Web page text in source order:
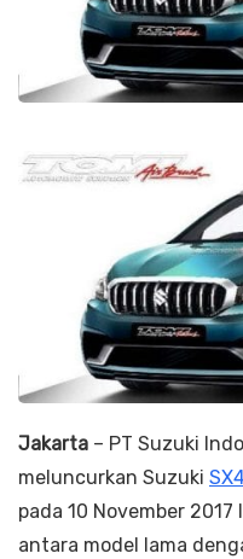
Jakarta – PT Suzuki
meluncurkan Suzuki
pada 10 November
antara model lama